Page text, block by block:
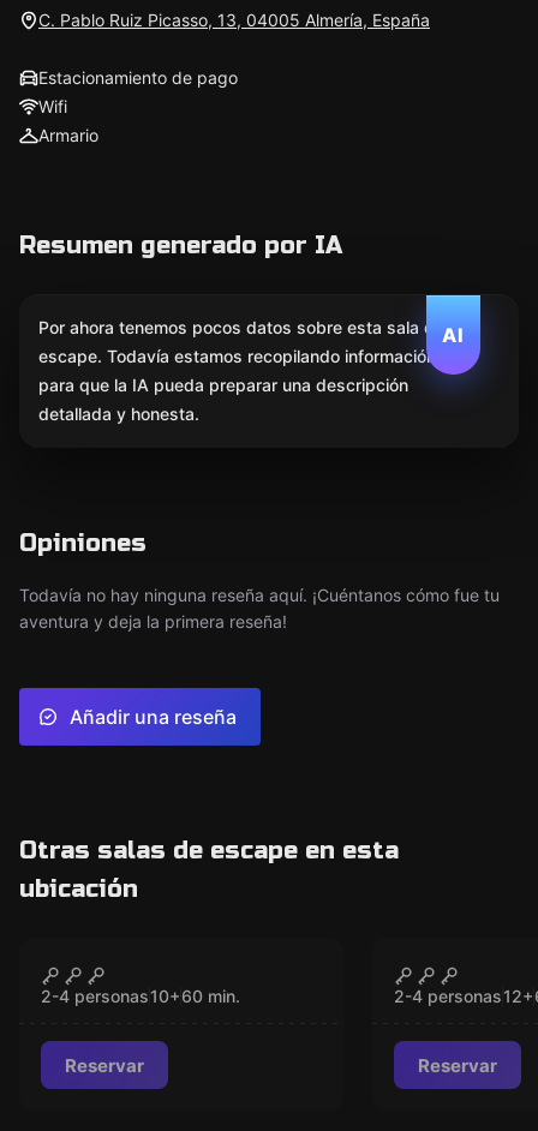
C. Pablo Ruiz Picasso, 13, 04005 Almería, España
Estacionamiento de pago
Wifi
Armario
Resumen generado por IA
AI
Por ahora tenemos pocos datos sobre esta sala de
escape. Todavía estamos recopilando información
para que la IA pueda preparar una descripción
detallada y honesta.
Opiniones
Todavía no hay ninguna reseña aquí. ¡Cuéntanos cómo fue tu
aventura y deja la primera reseña!
Añadir una reseña
Otras salas de escape en esta
ubicación
Survival VR
2-4 personas10+60 min.
Reservar
Prince of
Dagger of
2-4 personas12+
Reservar